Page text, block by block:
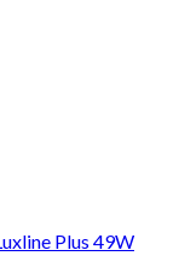
Plus 49W